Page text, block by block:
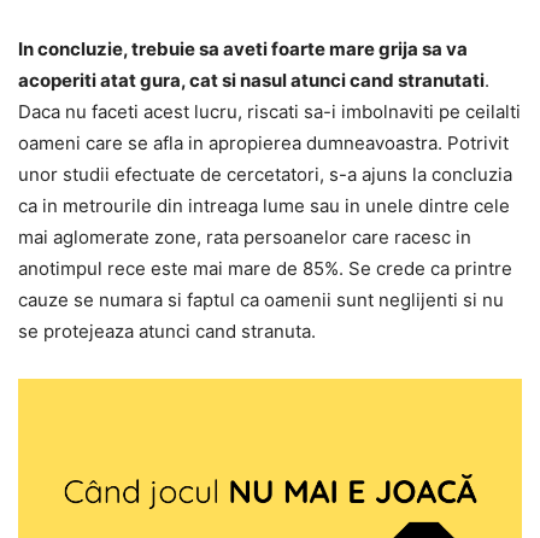
In concluzie, trebuie sa aveti foarte mare grija sa va
acoperiti atat gura, cat si nasul atunci cand stranutati.
Daca nu faceti acest lucru, riscati sa-i imbolnaviti pe ceilalti
oameni care se afla in apropierea dumneavoastra. Potrivit
unor studii efectuate de cercetatori, s-a ajuns la concluzia
ca in metrourile din intreaga lume sau in unele dintre cele
mai aglomerate zone, rata persoanelor care racesc in
anotimpul rece este mai mare de 85%. Se crede ca printre
cauze se numara si faptul ca oamenii sunt neglijenti si nu
se protejeaza atunci cand stranuta.